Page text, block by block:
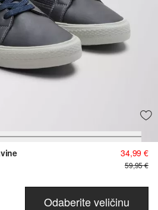
34,99 €
59,95 €
Odaberite veličinu